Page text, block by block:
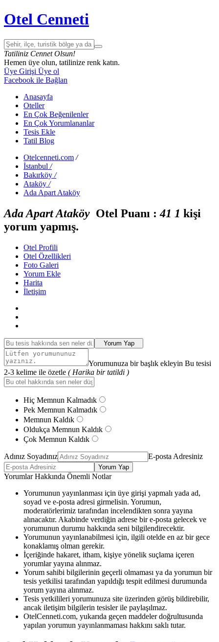
Otel Cenneti
Tatiliniz Cennet Olsun!
Hemen üye olun, tatilinize renk katın.
Üye Girişi Üye ol
Facebook ile Bağlan
Anasayfa
Oteller
En Çok Beğenilenler
En Çok Yorumlananlar
Tesis Ekle
Tatil Blog
Otelcenneti.com /
İstanbul /
Bakırköy /
Ataköy /
Ada Apart Ataköy
Ada Apart Ataköy Otel Puanı :41 1 kişi
yorum yapmış.
Otel Profili
Otel Özellikleri
Foto Galeri
Yorum Ekle
Harita
İletişim
Yorum Yap
Yorumunuza bir başlık ekleyin Bu tesisi
2-3 kelime ile özetle ( Harika bir tatildi )
Hiç Memnun Kalmadık
Pek Memnun Kalmadık
Memnun Kaldık
Oldukça Memnun Kaldık
Çok Memnun Kaldık
Adınız Soyadınız E-posta Adresiniz
Yorum Yap
Yorumlar Hakkında Önemli Notlar
Yorumunun yayınlanması için üye girişi yapmalı yada ad,
soyad ve e-posta adresi girmelisin. Yorumun,
moderatörlerimiz tarafından incelendikten sonra yayına
alınacaktır. Akabinde verdiğin adrese bir e-posta gelecek ve
yorumunun durumu hakkında seni bilgilendirecektir.
Yorumunun yayınlanabilmesi için, ilgili otelde en az bir gece
konaklamış olman gerekir.
İçeriğinde hakaret, itham, kişiye yönelik suçlama içeren
yorumlar yayına alınmaz.
Yorum sahibi bilgilerinin geçerli olmaması ya da yorumun bir
tesis yetkilisi tarafından yapıldığı tespit edilmesi durumunda
yorum yayına alınmaz.
Tesis yetkilileri yorumunuza site üzerinden görüş bildirebilir,
ancak iletişim bilgilerin tesisler ile paylaşılmaz.
OtelCenneti.com, yukarıda geçen maddeler doğrultusunda
yapılan yorumun yayınlanmaması hakkını saklı tutar.